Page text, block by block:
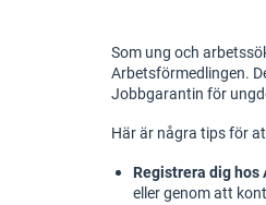
Som ung och
Arbetsförmedlingen.
Jobbgarantin för
Här är några tips för
Registrera dig
eller genom att